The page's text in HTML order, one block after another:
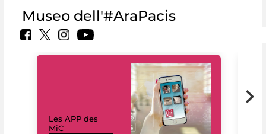
Museo dell'#AraPacis
Les APP des
MiC